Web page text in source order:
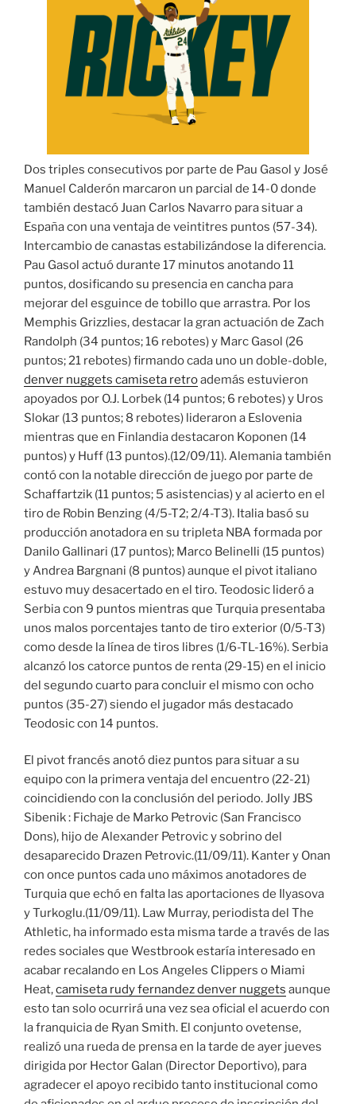
Dos triples consecutivos por parte de Pau Gasol y José
Manuel Calderón marcaron un parcial de 14-0 donde
también destacó Juan Carlos Navarro para situar a
España con una ventaja de veintitres puntos (57-34).
Intercambio de canastas estabilizándose la diferencia.
Pau Gasol actuó durante 17 minutos anotando 11
puntos, dosificando su presencia en cancha para
mejorar del esguince de tobillo que arrastra. Por los
Memphis Grizzlies, destacar la gran actuación de Zach
Randolph (34 puntos; 16 rebotes) y Marc Gasol (26
puntos; 21 rebotes) firmando cada uno un doble-doble,
denver nuggets camiseta retroademás estuvieron
apoyados por O.J. Lorbek (14 puntos; 6 rebotes) y Uros
Slokar (13 puntos; 8 rebotes) lideraron a Eslovenia
mientras que en Finlandia destacaron Koponen (14
puntos) y Huff (13 puntos).(12/09/11). Alemania también
contó con la notable dirección de juego por parte de
Schaffartzik (11 puntos; 5 asistencias) y al acierto en el
tiro de Robin Benzing (4/5-T2; 2/4-T3). Italia basó su
producción anotadora en su tripleta NBA formada por
Danilo Gallinari (17 puntos); Marco Belinelli (15 puntos)
y Andrea Bargnani (8 puntos) aunque el pivot italiano
estuvo muy desacertado en el tiro. Teodosic lideró a
Serbia con 9 puntos mientras que Turquia presentaba
unos malos porcentajes tanto de tiro exterior (0/5-T3)
como desde la línea de tiros libres (1/6-TL-16%). Serbia
alcanzó los catorce puntos de renta (29-15) en el inicio
del segundo cuarto para concluir el mismo con ocho
puntos (35-27) siendo el jugador más destacado
Teodosic con 14 puntos.
El pivot francés anotó diez puntos para situar a su
equipo con la primera ventaja del encuentro (22-21)
coincidiendo con la conclusión del periodo. Jolly JBS
Sibenik : Fichaje de Marko Petrovic (San Francisco
Dons), hijo de Alexander Petrovic y sobrino del
desaparecido Drazen Petrovic.(11/09/11). Kanter y Onan
con once puntos cada uno máximos anotadores de
Turquia que echó en falta las aportaciones de Ilyasova
y Turkoglu.(11/09/11). Law Murray, periodista del The
Athletic, ha informado esta misma tarde a través de las
redes sociales que Westbrook estaría interesado en
acabar recalando en Los Angeles Clippers o Miami
Heat,camiseta rudy fernandez denver nuggets aunque
esto tan solo ocurrirá una vez sea oficial el acuerdo con
la franquicia de Ryan Smith. El conjunto ovetense,
realizó una rueda de prensa en la tarde de ayer jueves
dirigida por Hector Galan (Director Deportivo), para
agradecer el apoyo recibido tanto institucional como